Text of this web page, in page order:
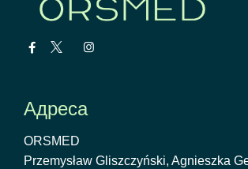
Адреса
ORSMED
Przemysław Gliszczyński, Agnieszka